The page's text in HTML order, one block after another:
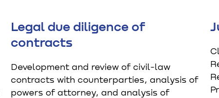
Legal due diligence of
contracts
Development and review of civil-law
contracts with counterparties, analysis of
powers of attorney, and analysis of